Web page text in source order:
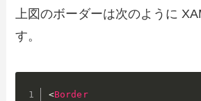
上図のボーダーは次のように
す。
<Border